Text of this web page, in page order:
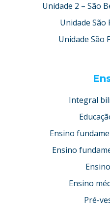
Unidade 2 – São
Unidade São
Unidade São
Integral
Ensino
Ensino
Ensino
Pré-